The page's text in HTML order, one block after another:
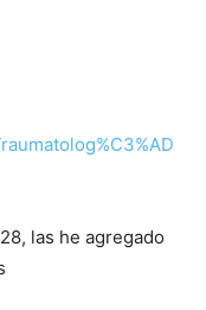
las he agregado